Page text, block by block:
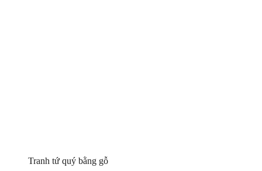
Tranh tứ quý bằng gỗ